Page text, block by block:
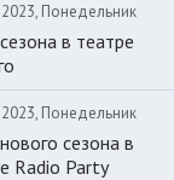
Понедельник
в театре
Понедельник
сезона в
Radio Party